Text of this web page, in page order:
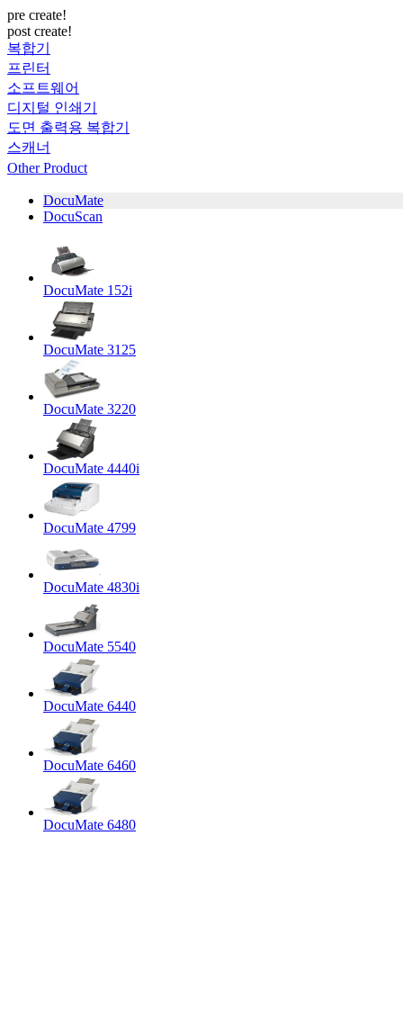
pre create!
post create!
복합기
프린터
소프트웨어
디지털 인쇄기
도면 출력용 복합기
스캐너
Other Product
DocuMate
DocuScan
DocuMate 152i
DocuMate 3125
DocuMate 3220
DocuMate 4440i
DocuMate 4799
DocuMate 4830i
DocuMate 5540
DocuMate 6440
DocuMate 6460
DocuMate 6480